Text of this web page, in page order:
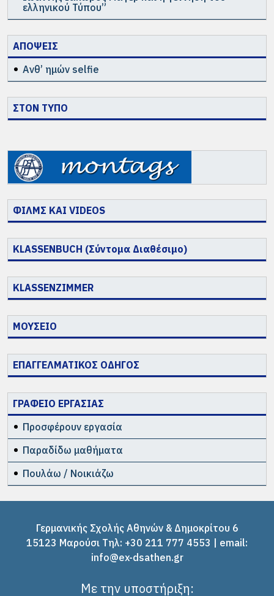
ελληνικού Τύπου”
ΑΠΟΨΕΙΣ
Ανθ’ ημών selfie
ΣΤΟΝ ΤΥΠΟ
ΦΙΛΜΣ ΚΑΙ VIDEOS
KLASSENBUCH (Σύντομα Διαθέσιμο)
KLASSENZIMMER
ΜΟΥΣΕΙΟ
ΕΠΑΓΓΕΛΜΑΤΙΚΟΣ ΟΔΗΓΟΣ
ΓΡΑΦΕΙΟ ΕΡΓΑΣΙΑΣ
Προσφέρουν εργασία
Παραδίδω μαθήματα
Πουλάω / Νοικιάζω
Γερμανικής Σχολής Αθηνών & Δημοκρίτου 6
15123 Μαρούσι Tηλ: +30 211 777 4553 | email:
info@ex-dsathen.gr
Με την υποστήριξη: